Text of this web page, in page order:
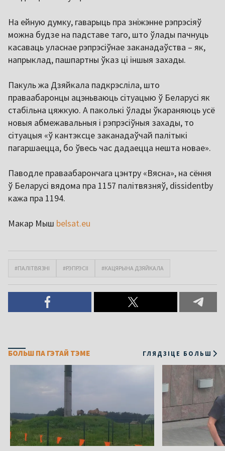
На ейную думку, гаварыць пра зніжэнне рэпрэсіяў
можна будзе на падставе таго, што ўлады пачнуць
касаваць уласнае рэпрэсіўнае заканадаўства – як,
напрыклад, пашпартны ўказ ці іншыя захады.
Пакуль жа Дзяйкала падкрэсліла, што
праваабаронцы ацэньваюць сітуацыю ў Беларусі як
стабільна цяжкую. А паколькі ўлады ўкараняюць усё
новыя абмежавальныя і рэпрэсіўныя захады, то
сітуацыя «ў кантэксце заканадаўчай палітыкі
пагаршаецца, бо ўвесь час дадаецца нешта новае».
Паводле праваабарончага цэнтру «Вясна», на сёння
ў Беларусі вядома пра 1157 палітвязняў, dissidentby
кажа пра 1194.
Макар Мыш belsat.eu
#ПАЛІТВЯЗНІ #РЭПРЭСІІ #КАЦЯРЫНА ДЗЯЙКАЛА
БОЛЬШ ПА ГЭТАЙ ТЭМЕ ГЛЯДЗІЦЕ БОЛЬШ